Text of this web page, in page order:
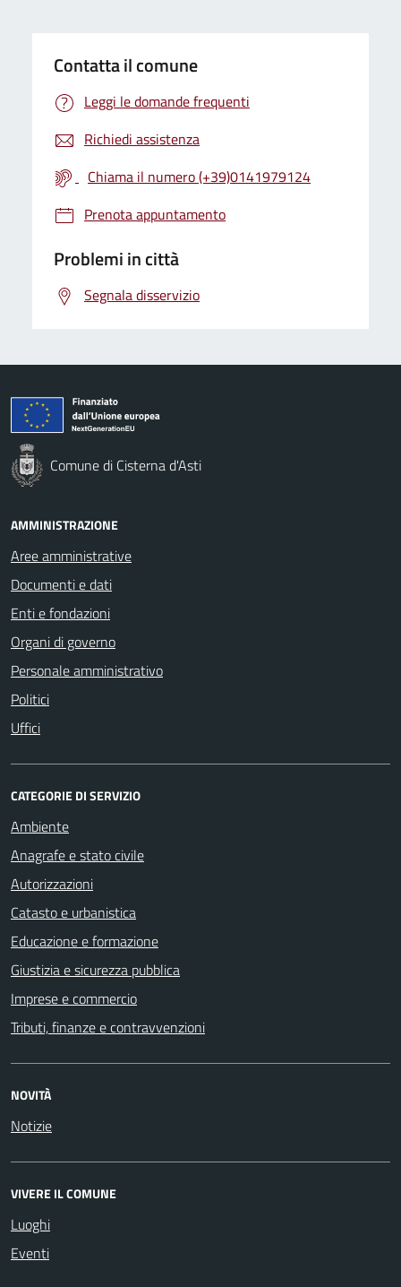
Contatta il comune
Leggi le domande frequenti
Richiedi assistenza
Chiama il numero (+39)0141979124
Prenota appuntamento
Problemi in città
Segnala disservizio
Comune di Cisterna d'Asti
AMMINISTRAZIONE
Aree amministrative
Documenti e dati
Enti e fondazioni
Organi di governo
Personale amministrativo
Politici
Uffici
CATEGORIE DI SERVIZIO
Ambiente
Anagrafe e stato civile
Autorizzazioni
Catasto e urbanistica
Educazione e formazione
Giustizia e sicurezza pubblica
Imprese e commercio
Tributi, finanze e contravvenzioni
NOVITÀ
Notizie
VIVERE IL COMUNE
Luoghi
Eventi